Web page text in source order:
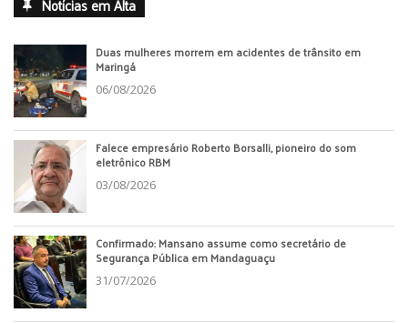
Notícias em Alta
Duas mulheres morrem em acidentes de trânsito em
Maringá
06/08/2026
Falece empresário Roberto Borsalli, pioneiro do som
eletrônico RBM
03/08/2026
Confirmado: Mansano assume como secretário de
Segurança Pública em Mandaguaçu
31/07/2026